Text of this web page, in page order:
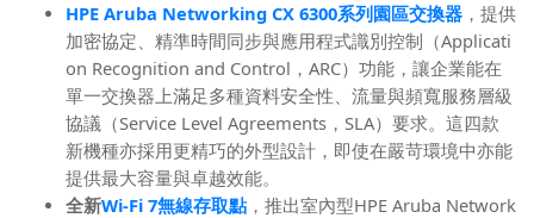
HPE Aruba Networking CX 6300系列園區交換器 ，提供
加密協定、精準時間同步與應用程式識別控制（Applicati
on Recognition and Control，ARC）功能，讓企業能在
單一交換器上滿足多種資料安全性、流量與頻寬服務層級
協議（Service Level Agreements，SLA）要求。這四款
新機種亦採用更精巧的外型設計，即使在嚴苛環境中亦能
提供最大容量與卓越效能。
全新Wi-Fi 7無線存取點 ，推出室內型HPE Aruba Network